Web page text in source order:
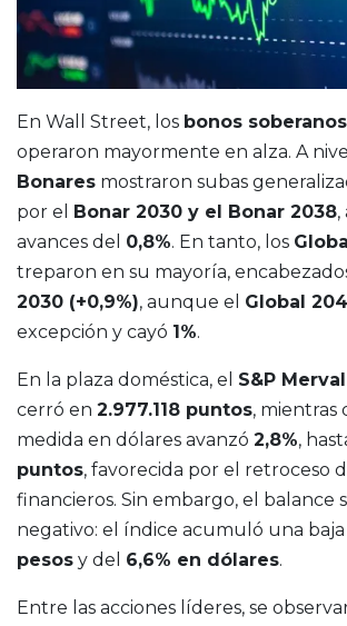
En Wall Street, los bonos
operaron mayormente en alza. A
Bonares mostraron subas
por el Bonar 2030 y el Bonar 2038,
avances del 0,8%. En tanto, los
treparon en su mayoría,
2030 (+0,9%), aunque el Global
excepción y cayó 1%.
En la plaza doméstica, el S&P Merval
cerró en 2.977.118 puntos, mientras
medida en dólares avanzó 2,8%,
puntos, favorecida por el retroceso
financieros. Sin embargo, el balance
negativo: el índice acumuló una baja
pesos y del 6,6% en dólares.
Entre las acciones líderes, se